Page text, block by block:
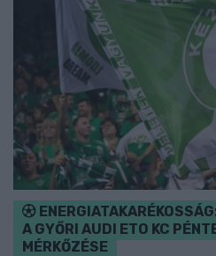
A GYŐRI AUDI ETO KC
MÉRKŐZÉSE